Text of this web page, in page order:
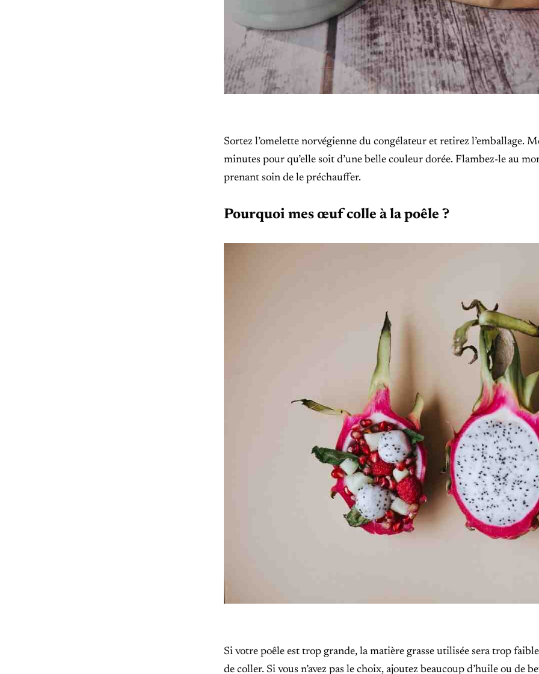
Sortez l’omelette norvégienne du congélateur et retirez l’emballage.
minutes pour qu’elle soit d’une belle couleur dorée. Flambez-le au
prenant soin de le préchauffer.
Pourquoi mes œuf colle à la poêle ?
Si votre poêle est trop grande, la matière grasse utilisée sera trop
de coller. Si vous n’avez pas le choix, ajoutez beaucoup d’huile ou de